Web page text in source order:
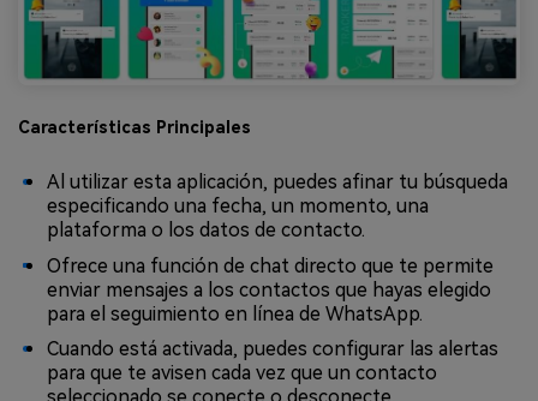
Características Principales
Al utilizar esta aplicación, puedes afinar tu búsqueda
especificando una fecha, un momento, una
plataforma o los datos de contacto.
Ofrece una función de chat directo que te permite
enviar mensajes a los contactos que hayas elegido
para el seguimiento en línea de WhatsApp.
Cuando está activada, puedes configurar las alertas
para que te avisen cada vez que un contacto